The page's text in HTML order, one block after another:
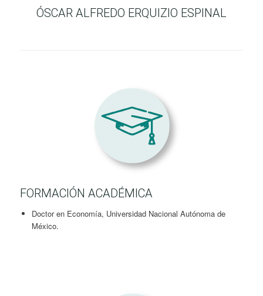
ÓSCAR ALFREDO ERQUIZIO ESPINAL
FORMACIÓN ACADÉMICA
Doctor en Economía, Universidad Nacional Autónoma de
México.